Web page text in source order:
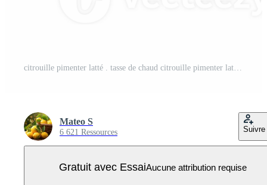
citrouille pimenter latté . tasse de chaud citrouille pimenter latté pendant l'automne tomber temps. citrouille pimenter latté avec noix de muscade, vanille et Expresso café dans tasse . sucré tomber boisson isolé PNG Pro
Mateo S
6 621 Ressources Suivre
Gratuit avec EssaiAucune attribution requise